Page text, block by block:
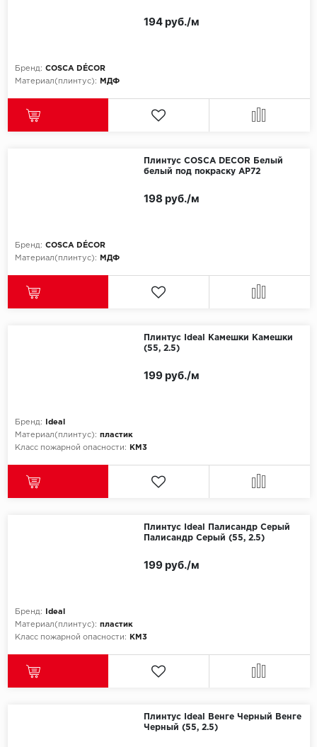
Бренд: COSCA DÉCOR
Материал(плинтус):
МДФ
194 руб./м
Плинтус COSCA DECOR Белый
белый под покраску AP72
Бренд: COSCA DÉCOR
Материал(плинтус):
МДФ
198 руб./м
Плинтус Ideal Камешки Камешки
(55, 2.5)
Бренд:
Ideal
Материал(плинтус): пластик
Класс пожарной опасности:
КМ3
199 руб./м
Плинтус Ideal Палисандр Серый
Палисандр Серый (55, 2.5)
Бренд:
Ideal
Материал(плинтус): пластик
Класс пожарной опасности:
КМ3
199 руб./м
Плинтус Ideal Венге Черный Венге
Черный (55, 2.5)